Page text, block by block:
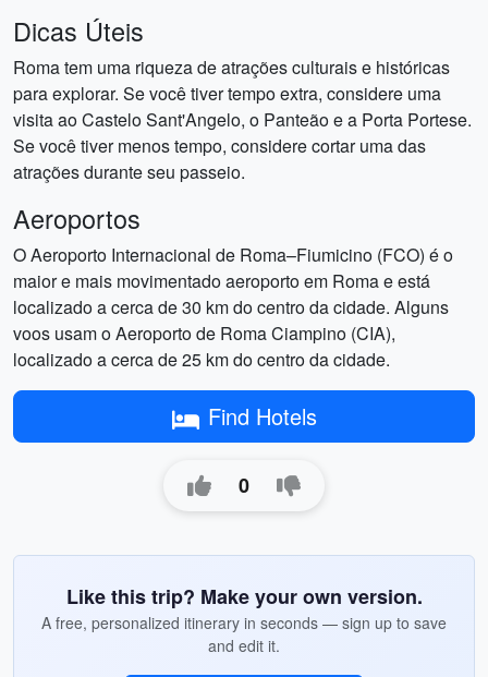
Dicas Úteis
Roma tem uma riqueza de atrações culturais e históricas
para explorar. Se você tiver tempo extra, considere uma
visita ao Castelo Sant'Angelo, o Panteão e a Porta Portese.
Se você tiver menos tempo, considere cortar uma das
atrações durante seu passeio.
Aeroportos
O Aeroporto Internacional de Roma–Fiumicino (FCO) é o
maior e mais movimentado aeroporto em Roma e está
localizado a cerca de 30 km do centro da cidade. Alguns
voos usam o Aeroporto de Roma Ciampino (CIA),
localizado a cerca de 25 km do centro da cidade.
Find Hotels
0
Like this trip? Make your own version.
A free, personalized itinerary in seconds — sign up to save
and edit it.